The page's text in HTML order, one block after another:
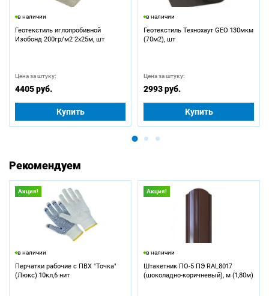
в наличии
Геотекстиль иглопробивной
Изобонд 200гр/м2 2х25м, шт
Цена за штуку:
4405 руб.
Купить
в наличии
Геотекстиль Технохаут GEO 130мкм
(70м2), шт
Цена за штуку:
2993 руб.
Купить
Рекомендуем
Акция!
в наличии
Перчатки рабочие с ПВХ "Точка"
(Люкс) 10кл,6 нит
Акция!
в наличии
Штакетник ПО-5 ПЭ RAL8017
(шоколадно-коричневый), м (1,80м)